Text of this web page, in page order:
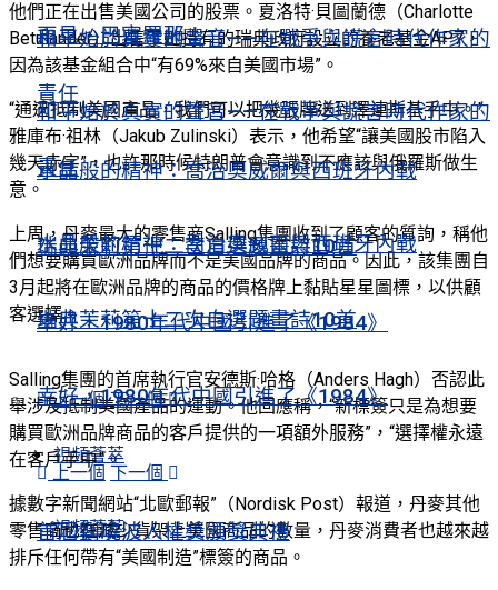
和平始於真實的聲音——在戰爭與謊言時代作家的
責任
水晶般的精神：喬治奧威爾與西班牙內戰
瑞典茉莉第十二次自選題畫詩10首
幸好，1980年代中國引進了《1984》
上一個 下一個
視頻薈萃
首屆劉曉波人權獎頒獎典禮
再見，巴塞羅那！
和平始於真實的聲音——在戰爭與謊言時代作家的
責任
水晶般的精神：喬治奧威爾與西班牙內戰
瑞典茉莉第十二次自選題畫詩10首
幸好，1980年代中國引進了《1984》
上一個 下一個
視頻薈萃
他們正在出售美國公司的股票。夏洛特·貝圖蘭德（Charlotte
Betulander）出售了她持有的瑞典政府設立的養老基金AP7，
因為該基金組合中“有69%來自美國市場”。
“通過抵制美國產品，我們可以把幾張牌送到澤連斯基手中。”
雅庫布·祖林（Jakub Zulinski）表示，他希望“讓美國股市陷入
幾天赤字”，也許那時候特朗普會意識到不應該與俄羅斯做生
意。
上周，丹麥最大的零售商Salling集團收到了顧客的質詢，稱他
們想要購買歐洲品牌而不是美國品牌的商品。因此，該集團自
3月起將在歐洲品牌的商品的價格牌上黏貼星星圖標，以供顧
客選擇。
Salling集團的首席執行官安德斯·哈格（Anders Hagh）否認此
舉涉及抵制美國產品的運動。他回應稱，“新標簽只是為想要
購買歐洲品牌商品的客戶提供的一項額外服務”，“選擇權永遠
在客戶手中”。
據數字新聞網站“北歐郵報”（Nordisk Post）報道，丹麥其他
零售商也在減少貨架上美國商品的數量，丹麥消費者也越來越
排斥任何帶有“美國制造”標簽的商品。